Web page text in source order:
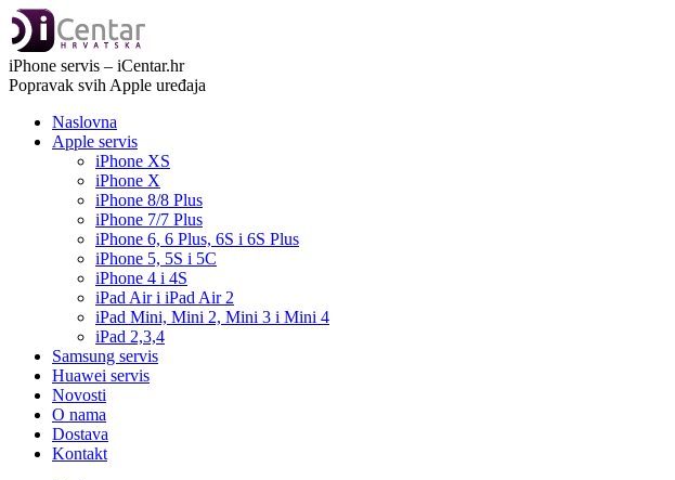
iPhone servis – iCentar.hr
Popravak svih Apple uređaja
Naslovna
Apple servis
iPhone XS
iPhone X
iPhone 8/8 Plus
iPhone 7/7 Plus
iPhone 6, 6 Plus, 6S i 6S Plus
iPhone 5, 5S i 5C
iPhone 4 i 4S
iPad Air i iPad Air 2
iPad Mini, Mini 2, Mini 3 i Mini 4
iPad 2,3,4
Samsung servis
Huawei servis
Novosti
O nama
Dostava
Kontakt